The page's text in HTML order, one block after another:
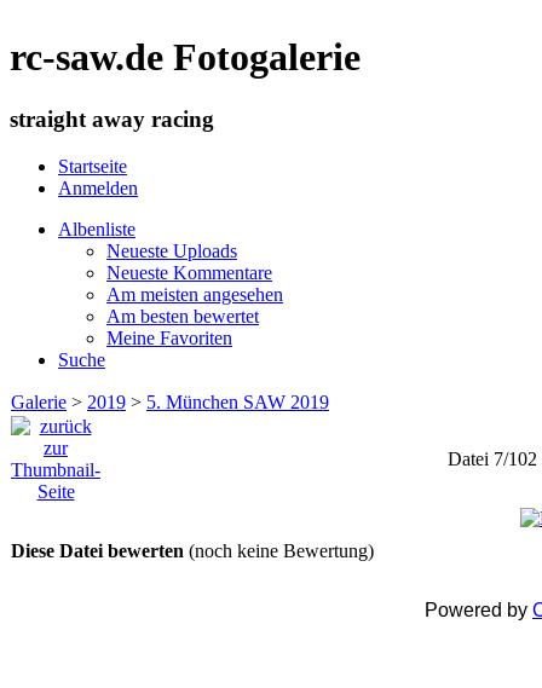
rc-saw.de Fotogalerie
straight away racing
Startseite
Anmelden
Albenliste
Neueste Uploads
Neueste Kommentare
Am meisten angesehen
Am besten bewertet
Meine Favoriten
Suche
Galerie > 2019 > 5. München SAW 2019
Datei 7/102
Diese Datei bewerten (noch keine Bewertung)
Powered by